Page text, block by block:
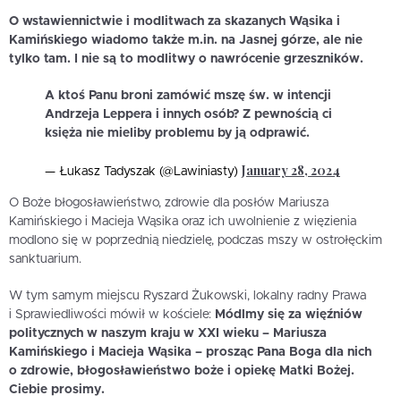
O wstawiennictwie i modlitwach za skazanych Wąsika i
Kamińskiego wiadomo także m.in. na Jasnej górze, ale nie
tylko tam. I nie są to modlitwy o nawrócenie grzeszników.
A ktoś Panu broni zamówić mszę św. w intencji
Andrzeja Leppera i innych osób? Z pewnością ci
księża nie mieliby problemu by ją odprawić.
— Łukasz Tadyszak (@Lawiniasty) January 28, 2024
O Boże błogosławieństwo, zdrowie dla posłów Mariusza
Kamińskiego i Macieja Wąsika oraz ich uwolnienie z więzienia
modlono się w poprzednią niedzielę, podczas mszy w ostrołęckim
sanktuarium.
W tym samym miejscu Ryszard Żukowski, lokalny radny Prawa
i Sprawiedliwości mówił w kościele: Módlmy się za więźniów
politycznych w naszym kraju w XXI wieku – Mariusza
Kamińskiego i Macieja Wąsika – prosząc Pana Boga dla nich
o zdrowie, błogosławieństwo boże i opiekę Matki Bożej.
Ciebie prosimy.